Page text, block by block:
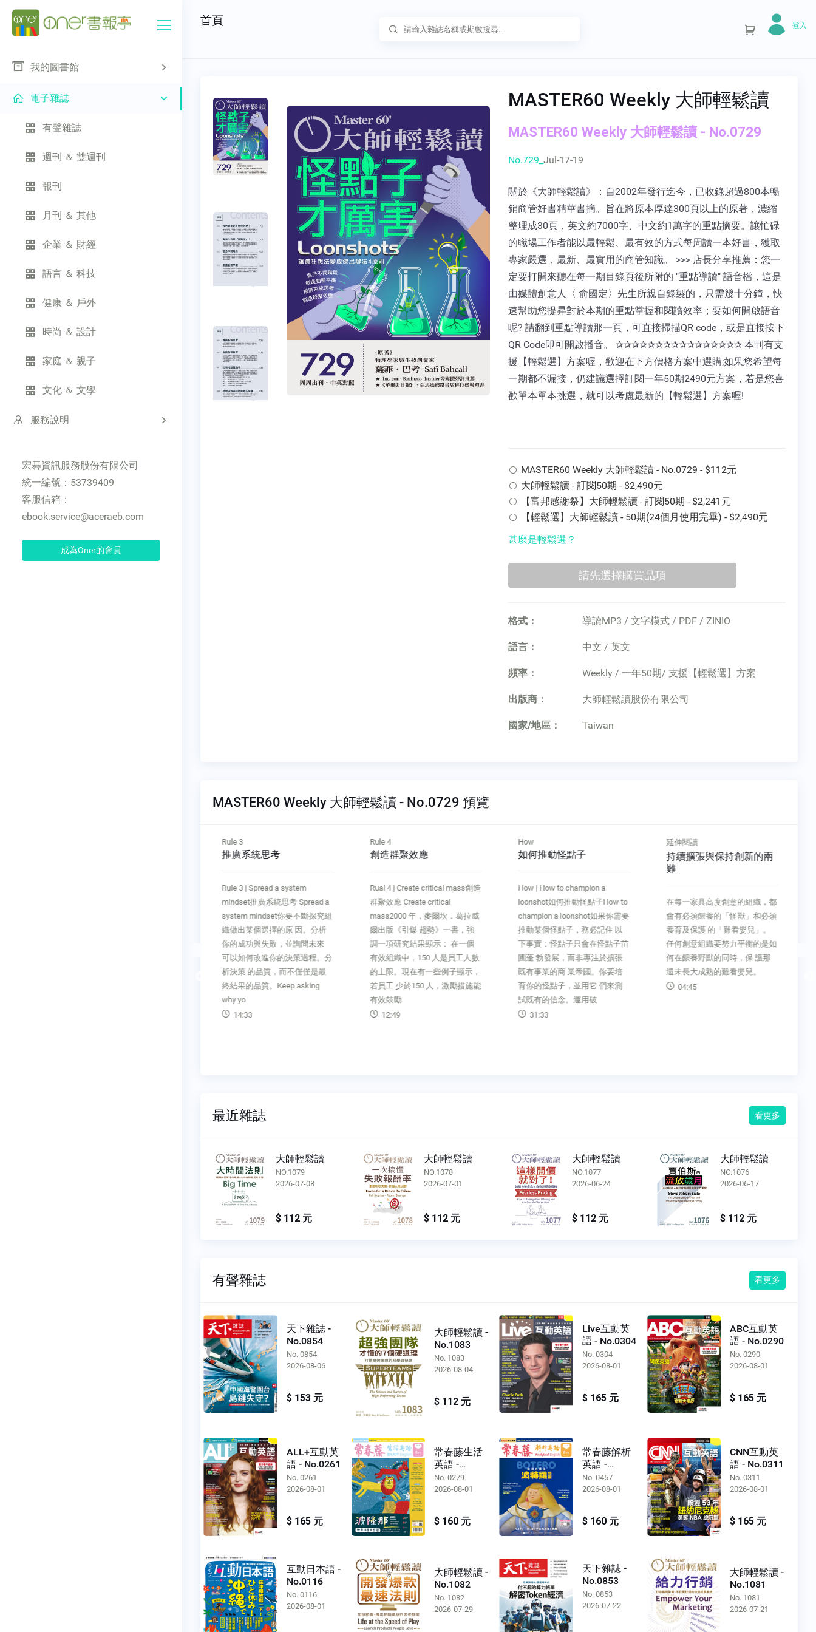
我的圖書館
電子雜誌
有聲雜誌
週刊 ＆ 雙週刊
報刊
月刊 ＆ 其他
企業 ＆ 財經
語言 ＆ 科技
健康 ＆ 戶外
時尚 ＆ 設計
家庭 ＆ 親子
文化 ＆ 文學
服務說明
宏碁資訊服務股份有限公司
統一編號：53739409
客服信箱：
ebook.service@aceraeb.com
成為Oner的會員
首頁 登入
MASTER60 Weekly 大師輕鬆讀
MASTER60 Weekly 大師輕鬆讀 - No.0729
No.729_ Jul-17-19
關於《大師輕鬆讀》：自2002年發行迄今，已收錄超過800本暢
銷商管好書精華書摘。旨在將原本厚達300頁以上的原著，濃縮
整理成30頁，英文約7000字、中文約1萬字的重點摘要。讓忙碌
的職場工作者能以最輕鬆、最有效的方式每周讀一本好書，獲取
專家嚴選，最新、最實用的商管知識。 >>> 店長分享推薦：您一
定要打開來聽在每一期目錄頁後所附的 "重點導讀" 語音檔，這是
由媒體創意人〈 俞國定〉先生所親自錄製的，只需幾十分鐘，快
速幫助您提昇對於本期的重點掌握和閱讀效率；要如何開啟語音
呢? 請翻到重點導讀那一頁，可直接掃描QR code，或是直接按下
QR Code即可開啟播音。 ✰✰✰✰✰✰✰✰✰✰✰✰✰✰✰✰ 本刊有支
援【輕鬆選】方案喔，歡迎在下方價格方案中選購;如果您希望每
一期都不漏接，仍建議選擇訂閱一年50期2490元方案，若是您喜
歡單本單本挑選，就可以考慮最新的【輕鬆選】方案喔!
MASTER60 Weekly 大師輕鬆讀 - No.0729 - $112元
大師輕鬆讀 - 訂閱50期 - $2,490元
【富邦感謝祭】大師輕鬆讀 - 訂閱50期 - $2,241元
【輕鬆選】大師輕鬆讀 - 50期(24個月使用完畢) - $2,490元
甚麼是輕鬆選？
格式： 導讀MP3 / 文字模式 / PDF / ZINIO
語言： 中文 / 英文
頻率： Weekly / 一年50期/ 支援【輕鬆選】方案
出版商： 大師輕鬆讀股份有限公司
國家/地區： Taiwan
MASTER60 Weekly 大師輕鬆讀 - No.0729 預覽
Previous
Rule 3
推廣系統思考
Rule 3 | Spread a system
mindset推廣系統思考 Spread a
system mindset你要不斷探究組
織做出某個選擇的原 因。分析
你的成功與失敗，並詢問未來
可以如何改進你的決策過程。分
析決策 的品質，而不僅僅是最
終結果的品質。Keep asking
why yo
14:33
Rule 4
創造群聚效應
Rual 4 | Create critical mass創造
群聚效應 Create critical
mass2000 年，麥爾坎．葛拉威
爾出版《引爆 趨勢》一書，強
調一項研究結果顯示： 在一個
有效組織中，150 人是員工人數
的上限。現在有一些例子顯示，
若員工 少於150 人，激勵措施能
有效鼓勵
12:49
How
如何推動怪點子
How | How to champion a
loonshot如何推動怪點子How to
champion a loonshot如果你需要
推動某個怪點子，務必記住 以
下事實：怪點子只會在怪點子苗
圃蓬 勃發展，而非專注於擴張
既有事業的商 業帝國。你要培
育你的怪點子，並用它 們來測
試既有的信念。運用破
31:33
延伸閱讀
持續擴張與保持創新的兩
難
在每一家具高度創意的組織，都
會有必須餵養的「怪獸」和必須
養育及保護 的「難看嬰兒」。
任何創意組織要努力平衡的是如
何在餵養野獸的同時，保 護那
還未長大成熟的難看嬰兒。
04:45
最近雜誌 看更多
大師輕鬆讀
NO.1079
2026-07-08
$ 112 元
大師輕鬆讀
NO.1078
2026-07-01
$ 112 元
大師輕鬆讀
NO.1077
2026-06-24
$ 112 元
大師輕鬆讀
NO.1076
2026-06-17
$ 112 元
有聲雜誌 看更多
天下雜誌 -
No.0854
No. 0854
2026-08-06
$ 153 元
大師輕鬆讀 -
No.1083
No. 1083
2026-08-04
$ 112 元
Live互動英
語 - No.0304
No. 0304
2026-08-01
$ 165 元
ABC互動英
語 - No.0290
No. 0290
2026-08-01
$ 165 元
ALL+互動英
語 - No.0261
No. 0261
2026-08-01
$ 165 元
常春藤生活
英語 -
No.0279
No. 0279
2026-08-01
$ 160 元
常春藤解析
英語 -
No.0457
No. 0457
2026-08-01
$ 160 元
CNN互動英
語 - No.0311
No. 0311
2026-08-01
$ 165 元
互動日本語 -
No.0116
No. 0116
2026-08-01
大師輕鬆讀 -
No.1082
No. 1082
2026-07-29
天下雜誌 -
No.0853
No. 0853
2026-07-22
大師輕鬆讀 -
No.1081
No. 1081
2026-07-21